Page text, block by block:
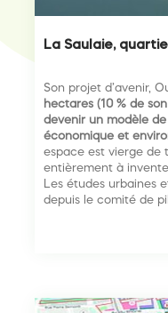
La Saulaie,
Son projet d’avenir,
hectares (10 % de
devenir un modèle
économique et
espace est vierge de
entièrement à
Les études urbaines
depuis le comité de